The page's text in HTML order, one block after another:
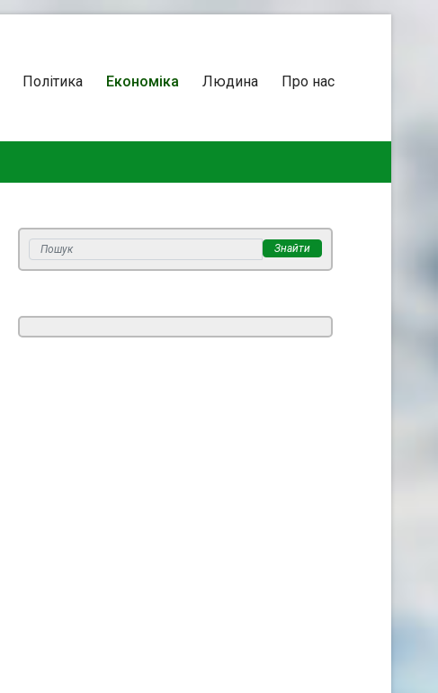
Політика Економіка Людина Про нас
Знайти